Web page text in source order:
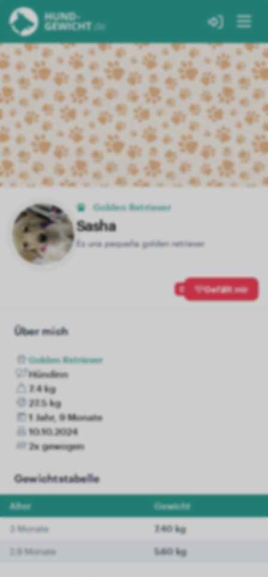
Golden Retriever
Sasha
Es una pequeña golden retriever
0 Gefällt mir
Über mich
Golden Retriever
Hündinn
7.4 kg
27.5 kg
1 Jahr, 9 Monate
10.10.2024
2x gewogen
Gewichtstabelle
Alter Gewicht
3 Monate 7.40 kg
2.9 Monate 5.60 kg